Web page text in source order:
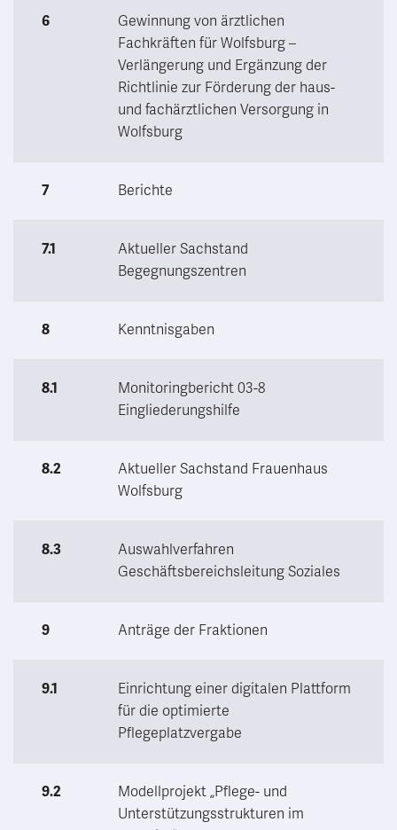
6
Gewinnung von ärztlichen
Fachkräften für Wolfsburg –
Verlängerung und Ergänzung der
Richtlinie zur Förderung der haus-
und fachärztlichen Versorgung in
Wolfsburg
7 Berichte
7.1
Aktueller Sachstand
Begegnungszentren
8 Kenntnisgaben
8.1
Monitoringbericht 03-8
Eingliederungshilfe
8.2
Aktueller Sachstand Frauenhaus
Wolfsburg
8.3
Auswahlverfahren
Geschäftsbereichsleitung Soziales
9 Anträge der Fraktionen
9.1
Einrichtung einer digitalen Plattform
für die optimierte
Pflegeplatzvergabe
9.2
Modellprojekt „Pflege- und
Unterstützungsstrukturen im